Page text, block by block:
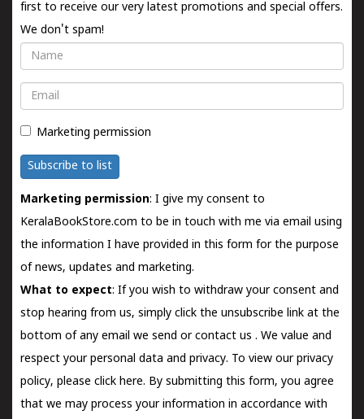
first to receive our very latest promotions and special offers.
We don't spam!
Name
Email
Marketing permission
Subscribe to list
Marketing permission: I give my consent to
KeralaBookStore.com to be in touch with me via email using
the information I have provided in this form for the purpose
of news, updates and marketing.
What to expect: If you wish to withdraw your consent and
stop hearing from us, simply click the unsubscribe link at the
bottom of any email we send orcontact us . We value and
respect your personal data and privacy. To view our privacy
policy, please click here. By submitting this form, you agree
that we may process your information in accordance with